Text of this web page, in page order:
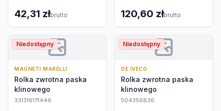
42,31 złbrutto 120,60 złbrutto
Niedostępny
MAGNETI MARELLI
Rolka zwrotna paska
klinowego
331316171449
Niedostępny
OE IVECO
Rolka zwrotna paska
klinowego
504356836